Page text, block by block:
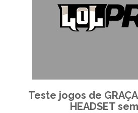
Teste jogos de
HEADSET